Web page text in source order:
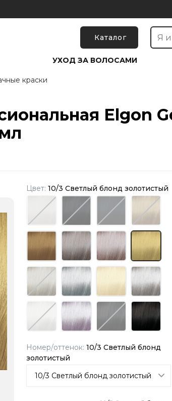
Каталог
УХОД ЗА ВОЛОСАМИ
краски
Elgon
Цвет: 10/3 Светлый блонд золотистый
Номер/оттенок: 10/3 Светлый блонд
золотистый